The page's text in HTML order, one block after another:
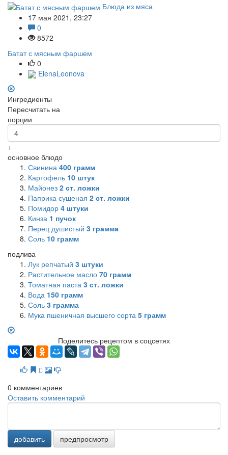
Блюда из мяса
17 мая 2021, 23:27
0
8572
Батат с мясным фаршем
0
ElenaLeonova
Ингредиенты
Пересчитать на
порции
+ -
основное блюдо
Свинина 400 грамм
Картофель 10 штук
Майонез 2 ст. ложки
Паприка сушеная 2 ст. ложки
Помидор 4 штуки
Кинза 1 пучок
Перец душистый 3 грамма
Соль 10 грамм
подлива
Лук репчатый 3 штуки
Растительное масло 70 грамм
Томатная паста 3 ст. ложки
Вода 150 грамм
Соль 3 грамма
Мука пшеничная высшего сорта 5 грамм
Поделитесь рецептом в соцсетях
0 комментариев
Оставить комментарий
добавить предпросмотр